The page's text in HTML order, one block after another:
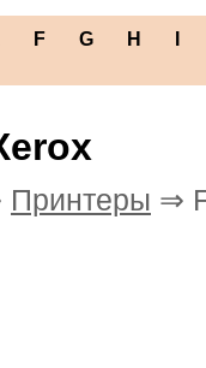
F G H
Принтеры ⇒